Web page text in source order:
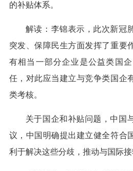
的补贴体系。
解读：李锦表示，此次新冠
突发、保障民生方面发挥了重要
有相当一部分企业是公益类国
任，对此应当建立与竞争类国企
类考核。
关于国企和补贴问题，中国
议，中国明确提出建立健全符合
利于解决这些分歧，推动与国际接